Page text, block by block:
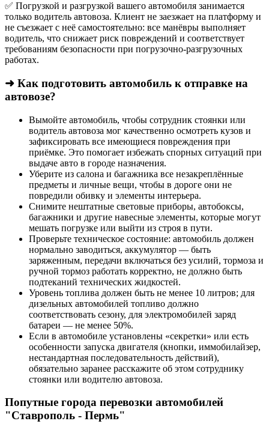
✅ Погрузкой и разгрузкой вашего автомобиля занимается
только водитель автовоза. Клиент не заезжает на платформу и
не съезжает с неё самостоятельно: все манёвры выполняет
водитель, что снижает риск повреждений и соответствует
требованиям безопасности при погрузочно-разгрузочных
работах.
➜ Как подготовить автомобиль к отправке на
автовозе?
Вымойте автомобиль, чтобы сотрудник стоянки или
водитель автовоза мог качественно осмотреть кузов и
зафиксировать все имеющиеся повреждения при
приёмке. Это помогает избежать спорных ситуаций при
выдаче авто в городе назначения.
Уберите из салона и багажника все незакреплённые
предметы и личные вещи, чтобы в дороге они не
повредили обивку и элементы интерьера.
Снимите нештатные световые приборы, автобоксы,
багажники и другие навесные элементы, которые могут
мешать погрузке или выйти из строя в пути.
Проверьте техническое состояние: автомобиль должен
нормально заводиться, аккумулятор — быть
заряженным, передачи включаться без усилий, тормоза и
ручной тормоз работать корректно, не должно быть
подтеканий технических жидкостей.
Уровень топлива должен быть не менее 10 литров; для
дизельных автомобилей топливо должно
соответствовать сезону, для электромобилей заряд
батареи — не менее 50%.
Если в автомобиле установлены «секретки» или есть
особенности запуска двигателя (кнопки, иммобилайзер,
нестандартная последовательность действий),
обязательно заранее расскажите об этом сотруднику
стоянки или водителю автовоза.
Попутные города перевозки автомобилей
"Ставрополь - Пермь"